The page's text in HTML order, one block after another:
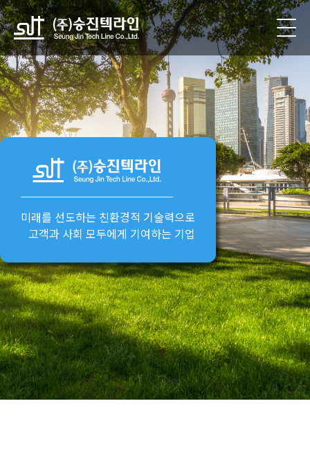
미래를 선도하는 친환경적 기술력으로
고객과 사회 모두에게 기여하는 기업